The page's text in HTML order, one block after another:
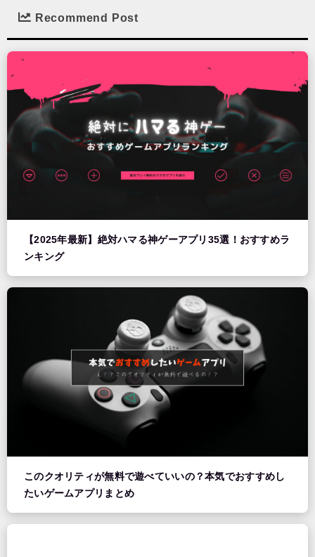
Recommend Post
【2025年最新】絶対ハマる神ゲーアプリ35選！おすすめラ
ンキング
このクオリティが無料で遊べていいの？本気でおすすめし
たいゲームアプリまとめ